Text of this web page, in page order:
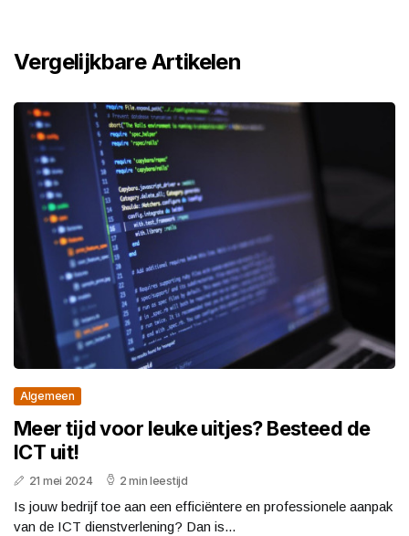
Vergelijkbare Artikelen
Algemeen
Meer tijd voor leuke uitjes? Besteed de
ICT uit!
21 mei 2024 2 min leestijd
Is jouw bedrijf toe aan een efficiëntere en professionele aanpak
van de ICT dienstverlening? Dan is...